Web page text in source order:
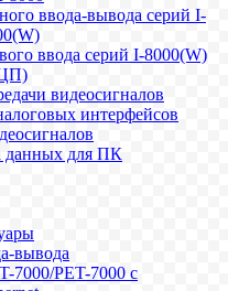
ввода-вывода серий I-
ввода серий I-8000(W)
видеосигналов
интерфейсов
данных для ПК
вывода
7000/PET-7000 с